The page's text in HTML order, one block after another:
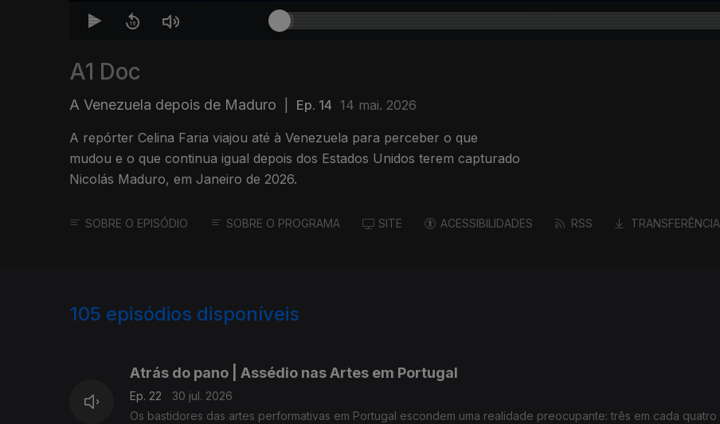
A1 Doc
A Venezuela depois de Maduro Ep. 14 14 mai. 2026
A repórter Celina Faria viajou até à Venezuela para perceber o que
mudou e o que continua igual depois dos Estados Unidos terem capturado
Nicolás Maduro, em Janeiro de 2026.
SOBRE O EPISÓDIO SOBRE O PROGRAMA SITE ACESSIBILIDADES RSS TRANSFERÊNCIA
105 episódios disponíveis
Atrás do pano | Assédio nas Artes em Portugal
Ep. 22
30 jul. 2026
Os bastidores das artes performativas em Portugal escondem uma realidade preocupante: três em cada quatro